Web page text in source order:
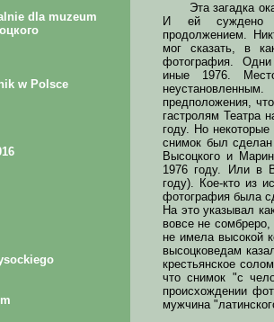
Эта загадка
И ей суждено
продолжением.
мог сказать, в
фотография.
иные 1976.
предположения,
гастролям Театра
году. Но
снимок был
Высоцкого и
1976 году. Или в
году). Кое-кто из
фотография была
На это указывал
вовсе не
не имела высокой
высоцковедам
крестьянское
что снимок "с
происхождении
мужчина